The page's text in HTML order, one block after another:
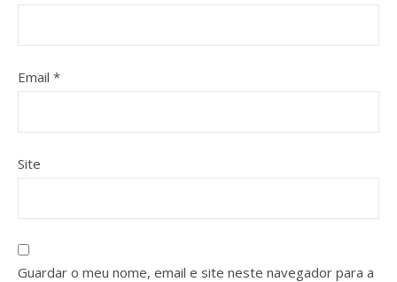
Email *
Site
Guardar o meu nome, email e site neste navegador para a